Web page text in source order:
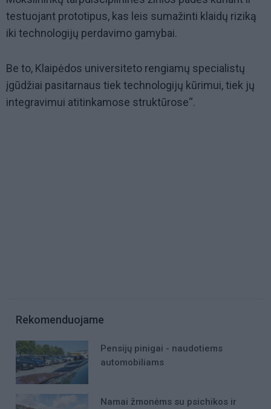
testuojant prototipus, kas leis sumažinti klaidų riziką
iki technologijų perdavimo gamybai.
Be to, Klaipėdos universiteto rengiamų specialistų
įgūdžiai pasitarnaus tiek technologijų kūrimui, tiek jų
integravimui atitinkamose struktūrose“.
Rekomenduojame
Pensijų pinigai - naudotiems
automobiliams
Namai žmonėms su psichikos ir